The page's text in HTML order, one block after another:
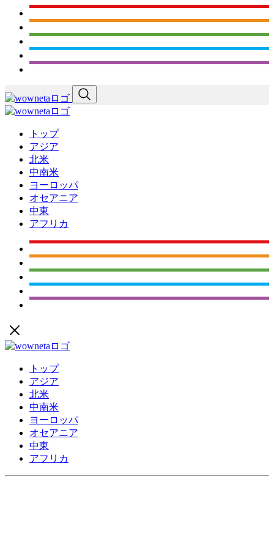
トップ
アジア
北米
中南米
ヨーロッパ
オセアニア
中東
アフリカ
トップ
アジア
北米
中南米
ヨーロッパ
オセアニア
中東
アフリカ